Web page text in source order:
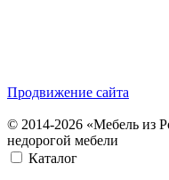
Продвижение сайта
© 2014-2026 «Мебель из
недорогой мебели
Каталог